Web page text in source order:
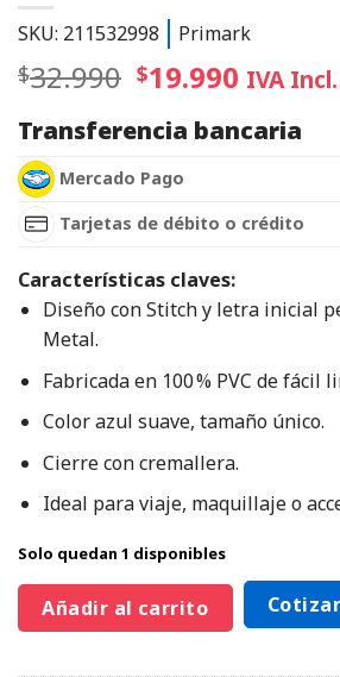
SKU: 211532998 Primark
$32.990 $19.990 IVA Incl.
Transferencia bancaria
Mercado Pago
Tarjetas de débito o crédito
Características claves:
Diseño con Stitch y letra inicial
Metal.
Fabricada en 100 % PVC de fácil
Color azul suave, tamaño único.
Cierre con cremallera.
Ideal para viaje, maquillaje o
Solo quedan 1 disponibles
Añadir al carrito Cotizar